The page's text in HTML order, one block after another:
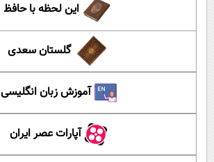
این لحظه با حافظ
گلستان سعدی
آموزش زبان انگلیسی
آپارات عصر ایران